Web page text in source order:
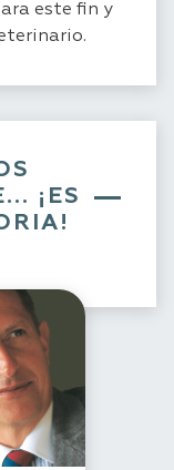
este fin y
¡ES